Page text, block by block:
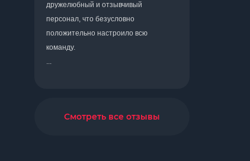
дружелюбный и отзывчивый
персонал, что безусловно
положительно настроило всю
команду.
...
Смотреть все отзывы